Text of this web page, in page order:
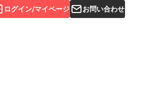
ログイン/マイページ お問い合わせ